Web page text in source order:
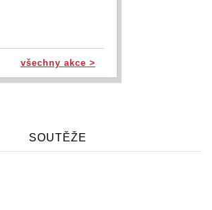
všechny akce >
SOUTĚŽE